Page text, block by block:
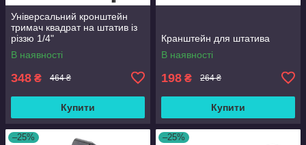
Універсальний кронштейн
тримач квадрат на штатив із
різзю 1/4"
В наявності
348 ₴ 464 ₴
Купити
Кранштейн для штатива
В наявності
198 ₴ 264 ₴
Купити
–25% –25%